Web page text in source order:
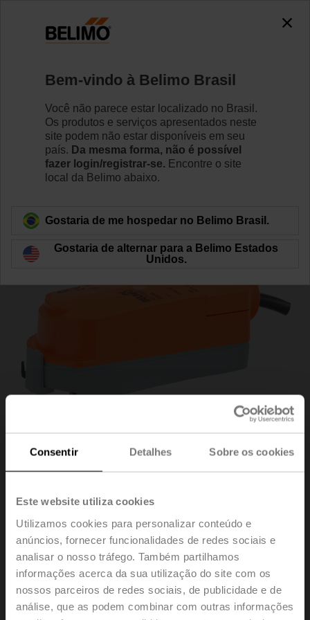
Consentir Detalhes Sobre os cookies
Este website utiliza cookies
Utilizamos cookies para personalizar conteúdo e
anúncios, fornecer funcionalidades de redes sociais e
analisar o nosso tráfego. Também partilhamos
informações acerca da sua utilização do site com os
nossos parceiros de redes sociais, de publicidade e de
análise, que as podem combinar com outras informações
Z2050Q-J+CQKBUP-RR
Saiba Mais
Voltar para categoria de produto
Z2050Q-J+CQKBUP-
RR
Bem-vindo à Belimo Brasil
Você não parece estar localizado no Brasil.
Os produtos e serviços apresentados neste
site podem não estar disponíveis em seu
país. Da mesma forma, não é possível
fazer login/registrar-se. Encontre o site
local da Belimo abaixo.
Gostaria de me hospedar no Belimo Brasil.
Gostaria de alternar para a Belimo Estados
Unidos.